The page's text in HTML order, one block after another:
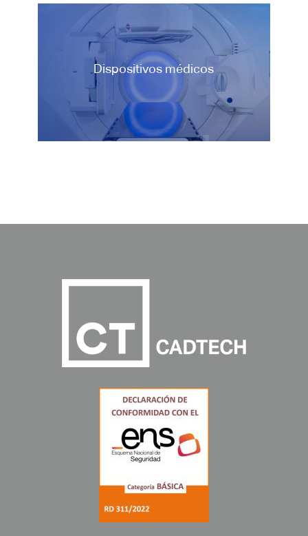
Dispositivos médicos
Dispositivos médicos